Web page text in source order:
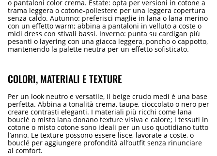
o pantaloni color crema. Estate: opta per versioni in cotone a
trama leggera o cotone-poliestere per una leggera copertura
senza caldo. Autunno: preferisci maglie in lana o lana merino
con un effetto warm; abbina a pantaloni in velluto a coste o
midi dress con stivali bassi. Inverno: punta su cardigan più
pesanti o layering con una giacca leggera, poncho o cappotto,
mantenendo la palette neutra per un effetto sofisticato.
COLORI, MATERIALI E TEXTURE
Per un look neutro e versatile, il beige crudo medi è una base
perfetta. Abbina a tonalità crema, taupe, cioccolato o nero per
creare contrasti eleganti. I materiali più ricchi come lana
bouclé o misto lana donano texture visiva e calore; i tessuti in
cotone o misto cotone sono ideali per un uso quotidiano tutto
l’anno. Le texture possono essere lisce, lavorate a coste, o
bouclé per aggiungere profondità all’outfit senza rinunciare
al comfort.